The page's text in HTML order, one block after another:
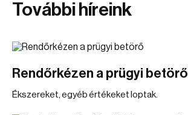
További híreink
Rendőrkézen a prügyi betörő
Ékszereket, egyéb értékeket loptak.